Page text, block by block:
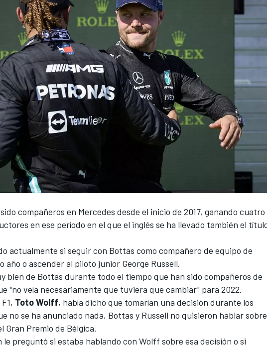
FÓRMULA E
compañeros en Mercedes desde el inicio de 2017, ganando cuatro
en ese período en el que el inglés se ha llevado también el
actualmente si seguir con Bottas como compañero de equipo de
año o ascender al piloto junior George Russell.
bien de Bottas durante todo el tiempo que han sido compañeros de
"no veía necesariamente que tuviera que cambiar" para 2022.
Toto Wolff, había dicho que tomarían una decisión durante los
no se ha anunciado nada, Bottas y Russell no quisieron hablar sobre
Gran Premio de Bélgica.
le preguntó si estaba hablando con Wolff sobre esa decisión o si